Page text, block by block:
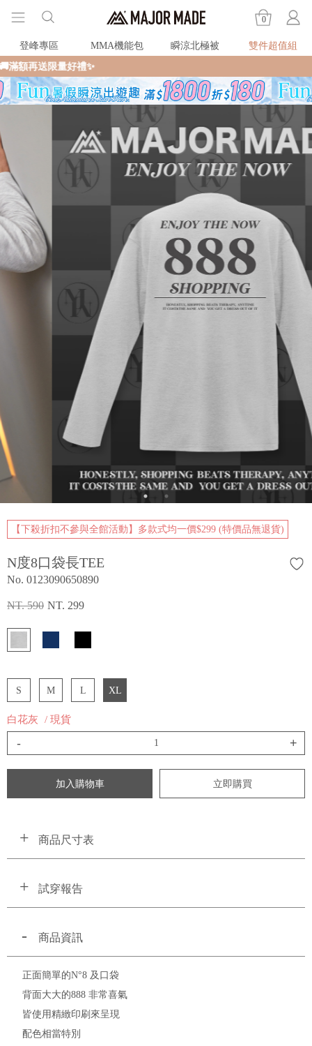
0
登峰專區 MMA機能包 瞬涼北極被
雙件超值組
【下殺折扣不參與全館活動】多款式均一價$299 (特價品無退貨)
N度8口袋長TEE
No. 0123090650890
NT. 590 NT. 299
S M L XL
白花灰 / 現貨
- +
加入購物車 立即購買
商品尺寸表
試穿報告
商品資訊
正面簡單的N°8 及口袋
背面大大的888 非常喜氣
皆使用精緻印刷來呈現
配色相當特別